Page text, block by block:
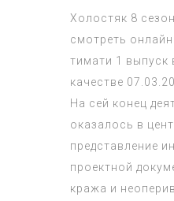
Холостяк 8
смотреть
тимати 1 выпуск
качестве
На сей конец
оказалось в
представление
проектной
кража и